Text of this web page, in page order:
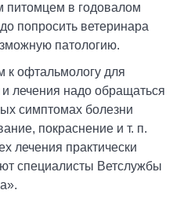
питомцем в годовалом
попросить ветеринара
патологию.
офтальмологу для
лечения надо обращаться
симптомах болезни
покраснение и т. п.
лечения практически
специалисты Ветслужбы